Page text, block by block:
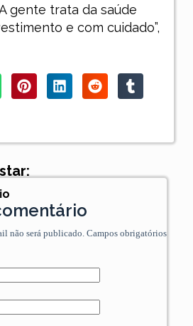
gente trata da saúde
e com cuidado”,
não será publicado. Campos obrigatórios